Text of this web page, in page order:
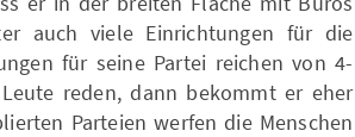
auch viele Einrichtungen für die
für seine Partei reichen von 4-
reden, dann bekommt er eher
Parteien werfen die Menschen